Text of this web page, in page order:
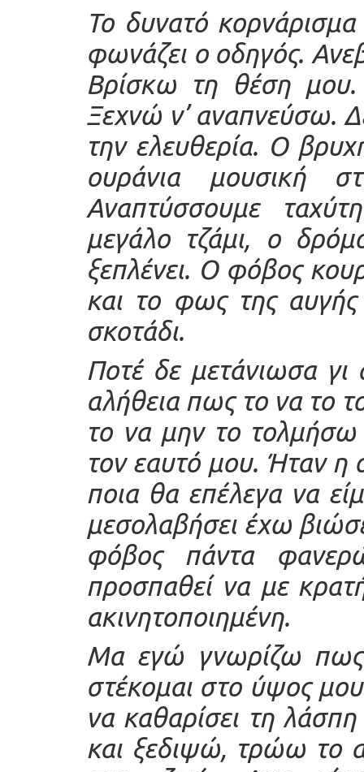
Το δυνατό κορνάρισμα
φωνάζει ο οδηγός.
Βρίσκω τη θέση μου.
Ξεχνώ ν’ αναπνεύσω.
την ελευθερία. Ο
ουράνια μουσική
Αναπτύσσουμε
μεγάλο τζάμι, ο
ξεπλένει. Ο φόβος
και το φως της αυγής
σκοτάδι.
Ποτέ δε μετάνιωσα
αλήθεια πως το να το
το να μην το
τον εαυτό μου. Ήταν η
ποια θα επέλεγα να
μεσολαβήσει έχω
φόβος πάντα
προσπαθεί να με
ακινητοποιημένη.
Μα εγώ γνωρίζω πως
στέκομαι στο ύψος
να καθαρίσει τη
και ξεδιψώ, τρώω το